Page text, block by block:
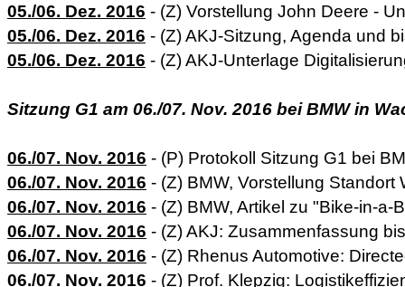
05./06. Dez. 2016 - (Z) Vorstellung John Deere -
05./06. Dez. 2016 - (Z) AKJ-Sitzung, Agenda und
05./06. Dez. 2016 - (Z) AKJ-Unterlage
Sitzung G1 am 06./07. Nov. 2016 bei BMW in
06./07. Nov. 2016 - (P) Protokoll Sitzung G1 bei
06./07. Nov. 2016 - (Z) BMW, Vorstellung Standort
06./07. Nov. 2016 - (Z) BMW, Artikel zu "Bike-in-a-
06./07. Nov. 2016 - (Z) AKJ: Zusammenfassung
06./07. Nov. 2016 - (Z) Rhenus Automotive:
06./07. Nov. 2016 - (Z) Prof. Klepzig: